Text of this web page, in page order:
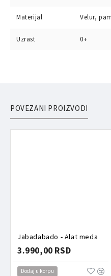
Materijal Velur,
Uzrast 0+
POVEZANI PROIZVODI
Jabadabado - Alat meda
3.990,00 RSD
Dodaj u korpu